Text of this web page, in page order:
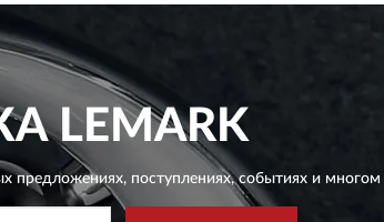
LEMARK
предложениях,поступлениях, событиях и многом